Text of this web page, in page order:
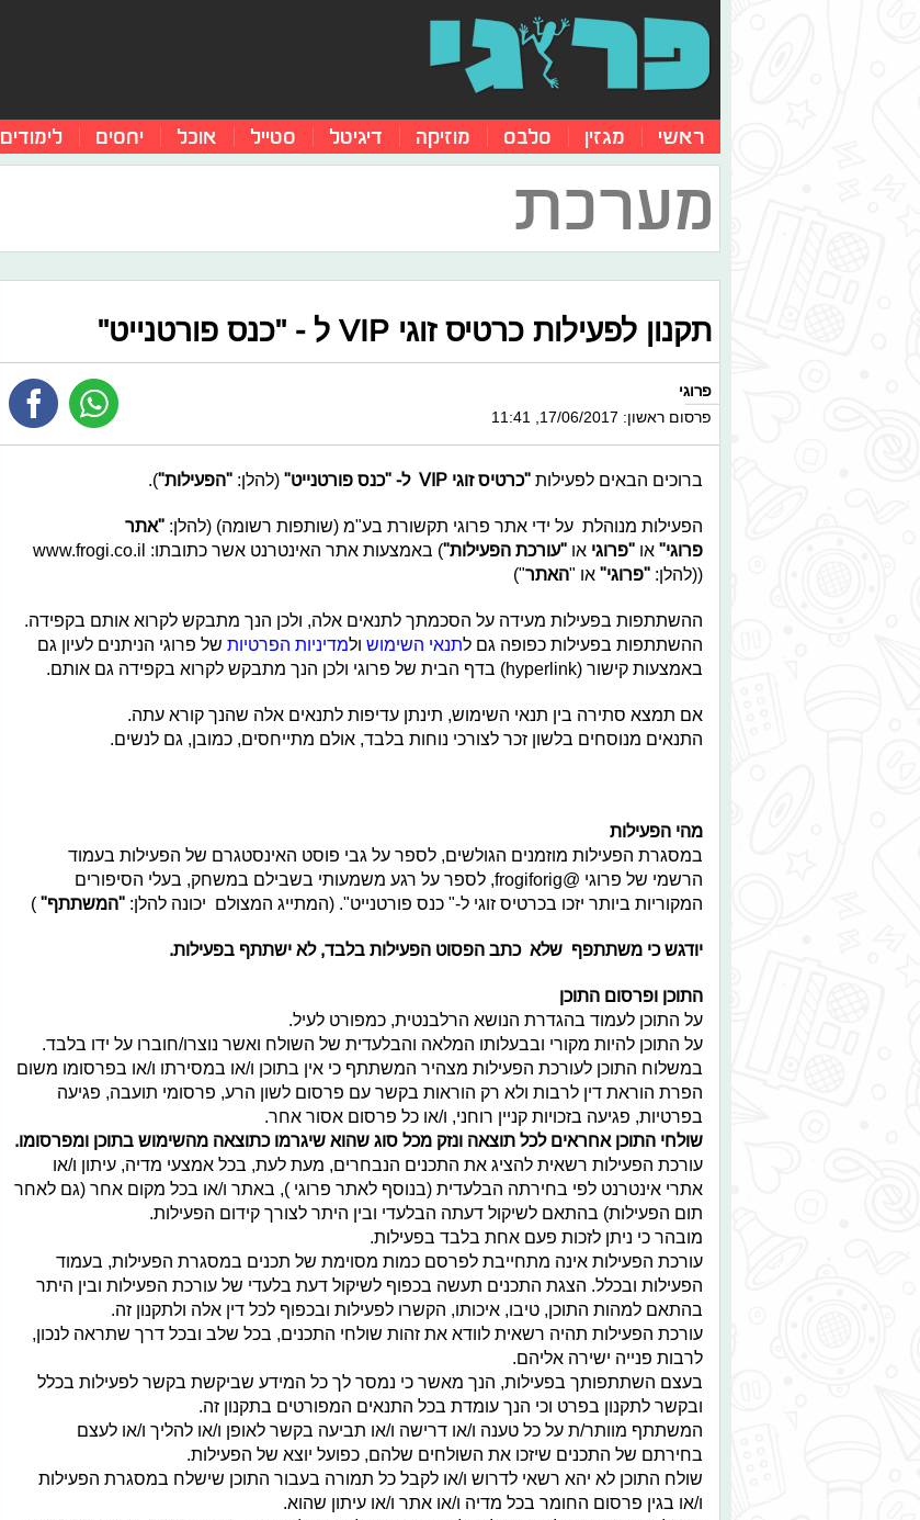
ראשי מגזין סלבס מוזיקה דיגיטל סטייל אוכל יחסים לימודים
מערכת
תקנון לפעילות כרטיס זוגי VIP ל - "כנס פורטנייט"
פרוגי
פרסום ראשון: 17/06/2017, 11:41
ברוכים הבאים לפעילות "כרטיס זוגי VIP ל- "כנס פורטנייט" (להלן: "הפעילות").
הפעילות מנוהלת על ידי אתר פרוגי תקשורת בע"מ (שותפות רשומה) (להלן: "אתר
פרוגי" או "פרוגי או "עורכת הפעילות"
) באמצעות אתר האינטרנט אשר כתובתו: www.frogi.co.il
((להלן: "פרוגי" או "האתר")
ההשתתפות בפעילות מעידה על הסכמתך לתנאים אלה, ולכן הנך מתבקש לקרוא אותם בקפידה.
ההשתתפות בפעילות כפופה גם לתנאי השימוש ולמדיניות הפרטיות של פרוגי הניתנים לעיון גם
באמצעות קישור (hyperlink) בדף הבית של פרוגי ולכן הנך מתבקש לקרוא בקפידה גם אותם.
אם תמצא סתירה בין תנאי השימוש, תינתן עדיפות לתנאים אלה שהנך קורא עתה.
התנאים מנוסחים בלשון זכר לצורכי נוחות בלבד, אולם מתייחסים, כמובן, גם לנשים.
מהי הפעילות
במסגרת הפעילות מוזמנים הגולשים, לספר על גבי פוסט האינסטגרם של הפעילות בעמוד
הרשמי של פרוגי @frogiforig, לספר על רגע משמעותי בשבילם במשחק, בעלי הסיפורים
המקוריות ביותר יזכו בכרטיס זוגי ל-" כנס פורטנייט". (המתייג המצולם יכונה להלן: "המשתתף" )
יודגש כי משתתפף שלא כתב הפסוט הפעילות בלבד, לא ישתתף בפעילות.
התוכן ופרסום התוכן
על התוכן לעמוד בהגדרת הנושא הרלבנטית, כמפורט לעיל.
על התוכן להיות מקורי ובבעלותו המלאה והבלעדית של השולח ואשר נוצרו/חוברו על ידו בלבד.
במשלוח התוכן לעורכת הפעילות מצהיר המשתתף כי אין בתוכן ו/או במסירתו ו/או בפרסומו משום
הפרת הוראת דין לרבות ולא רק הוראות בקשר עם פרסום לשון הרע, פרסומי תועבה, פגיעה
בפרטיות, פגיעה בזכויות קניין רוחני, ו/או כל פרסום אסור אחר.
שולחי התוכן אחראים לכל תוצאה ונזק מכל סוג שהוא שיגרמו כתוצאה מהשימוש בתוכן ומפרסומו.
עורכת הפעילות רשאית להציג את התכנים הנבחרים, מעת לעת, בכל אמצעי מדיה, עיתון ו/או
אתרי אינטרנט לפי בחירתה הבלעדית (בנוסף לאתר פרוגי ), באתר ו/או בכל מקום אחר (גם לאחר
תום הפעילות) בהתאם לשיקול דעתה הבלעדי ובין היתר לצורך קידום הפעילות.
מובהר כי ניתן לזכות פעם אחת בלבד בפעילות.
עורכת הפעילות אינה מתחייבת לפרסם כמות מסוימת של תכנים במסגרת הפעילות, בעמוד
הפעילות ובכלל. הצגת התכנים תעשה בכפוף לשיקול דעת בלעדי של עורכת הפעילות ובין היתר
בהתאם למהות התוכן, טיבו, איכותו, הקשרו לפעילות ובכפוף לכל דין אלה ולתקנון זה.
עורכת הפעילות תהיה רשאית לוודא את זהות שולחי התכנים, בכל שלב ובכל דרך שתראה לנכון,
לרבות פנייה ישירה אליהם.
בעצם השתתפותך בפעילות, הנך מאשר כי נמסר לך כל המידע שביקשת בקשר לפעילות בכלל
ובקשר לתקנון בפרט וכי הנך עומדת בכל התנאים המפורטים בתקנון זה.
המשתתף מוותר/ת על כל טענה ו/או דרישה ו/או תביעה בקשר לאופן ו/או להליך ו/או לעצם
בחירתם של התכנים שיזכו את השולחים שלהם, כפועל יוצא של הפעילות.
שולח התוכן לא יהא רשאי לדרוש ו/או לקבל כל תמורה בעבור התוכן שישלח במסגרת הפעילות
ו/או בגין פרסום החומר בכל מדיה ו/או אתר ו/או עיתון שהוא.